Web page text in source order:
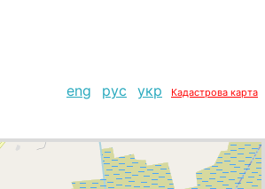
eng рус укр Кадастрова карта